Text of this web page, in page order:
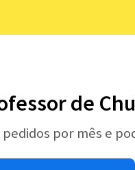
de
por mês e